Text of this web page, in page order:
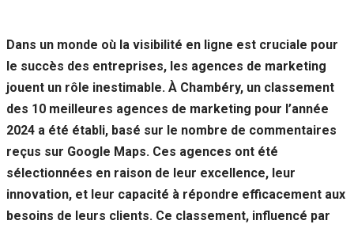
Dans un monde où la visibilité en ligne est cruciale pour
le succès des entreprises, les agences de marketing
jouent un rôle inestimable. À Chambéry, un classement
des 10 meilleures agences de marketing pour l’année
2024 a été établi, basé sur le nombre de commentaires
reçus sur Google Maps. Ces agences ont été
sélectionnées en raison de leur excellence, leur
innovation, et leur capacité à répondre efficacement aux
besoins de leurs clients. Ce classement, influencé par